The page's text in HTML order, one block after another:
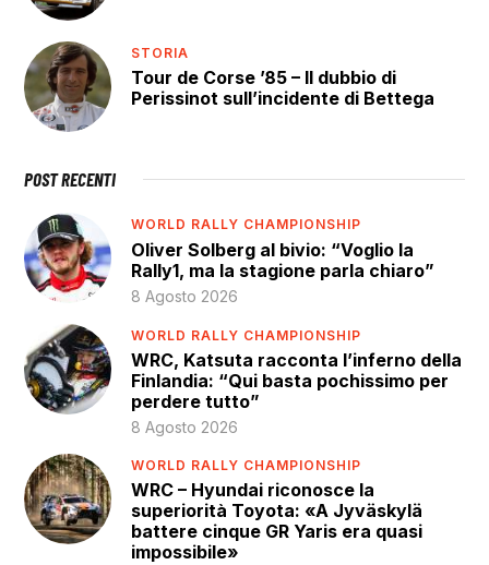
STORIA
Tour de Corse ’85 – Il dubbio di
Perissinot sull’incidente di Bettega
POST RECENTI
WORLD RALLY CHAMPIONSHIP
Oliver Solberg al bivio: “Voglio la
Rally1, ma la stagione parla chiaro”
8 Agosto 2026
WORLD RALLY CHAMPIONSHIP
WRC, Katsuta racconta l’inferno della
Finlandia: “Qui basta pochissimo per
perdere tutto”
8 Agosto 2026
WORLD RALLY CHAMPIONSHIP
WRC – Hyundai riconosce la
superiorità Toyota: «A Jyväskylä
battere cinque GR Yaris era quasi
impossibile»